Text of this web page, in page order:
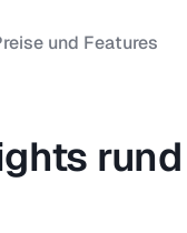
Bestellungen,
und Features